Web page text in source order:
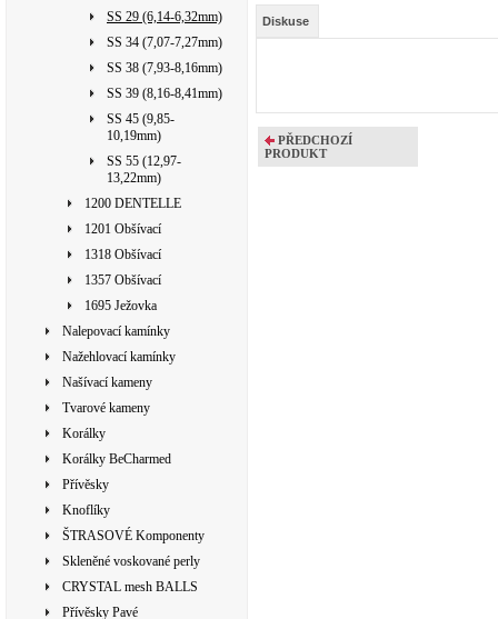
SS 29 (6,14-6,32mm)
SS 34 (7,07-7,27mm)
SS 38 (7,93-8,16mm)
SS 39 (8,16-8,41mm)
SS 45 (9,85-
10,19mm)
SS 55 (12,97-
13,22mm)
1200 DENTELLE
1201 Obšívací
1318 Obšívací
1357 Obšívací
1695 Ježovka
Nalepovací kamínky
Nažehlovací kamínky
Našívací kameny
Tvarové kameny
Korálky
Korálky BeCharmed
Přívěsky
Knoflíky
ŠTRASOVÉ Komponenty
Skleněné voskované perly
CRYSTAL mesh BALLS
Přívěsky Pavé
Diskuse
PŘEDCHOZÍ
PRODUKT